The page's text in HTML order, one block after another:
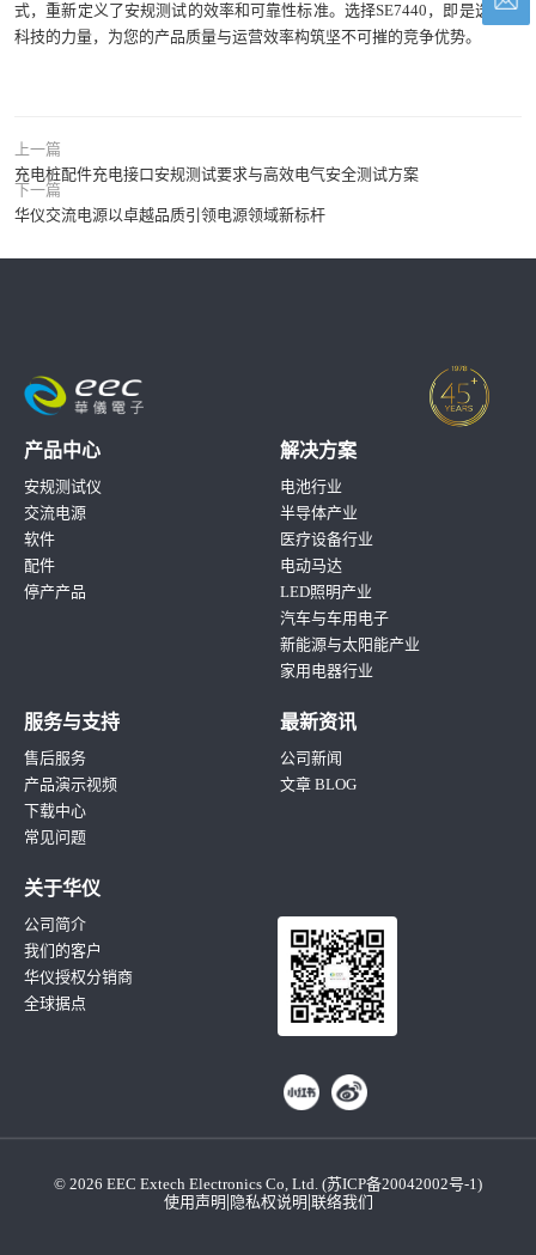
式，重新定义了安规测试的效率和可靠性标准。选择SE7440，即是选择以
科技的力量，为您的产品质量与运营效率构筑坚不可摧的竞争优势。
上一篇
充电桩配件充电接口安规测试要求与高效电气安全测试方案
下一篇
华仪交流电源以卓越品质引领电源领域新标杆
产品中心
安规测试仪
交流电源
软件
配件
停产产品
解决方案
电池行业
半导体产业
医疗设备行业
电动马达
LED照明产业
汽车与车用电子
新能源与太阳能产业
家用电器行业
服务与支持
售后服务
产品演示视频
下载中心
常见问题
最新资讯
公司新闻
文章 BLOG
关于华仪
公司简介
我们的客户
华仪授权分销商
全球据点
© 2026 EEC Extech Electronics Co, Ltd. (苏ICP备20042002号-1)
使用声明|隐私权说明|联络我们